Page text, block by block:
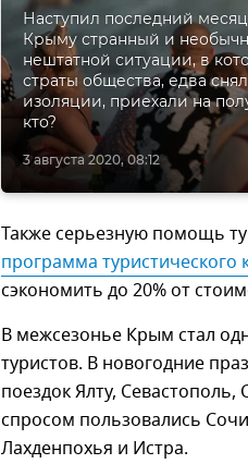
3 августа 2020, 08:12
Наступил последний
Крыму странный и
нештатной ситуации, в
страты общества, едва
изоляции, приехали на
кто?
Также серьезную помощь
программа туристического
сэкономить до 20% от
В межсезонье Крым стал
туристов. В новогодние
поездок Ялту,
спросом пользовались
Лахденпохья и Истра.